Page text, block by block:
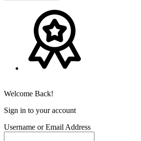
Welcome Back!
Sign in to your account
Username or Email Address